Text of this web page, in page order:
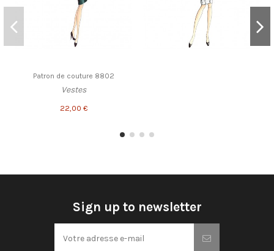
Patron de couture 8802
Vestes
22,00 €
Sign up to newsletter